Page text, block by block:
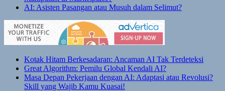
AI: Asisten Pasangan atau Musuh dalam Selimut?
Kotak Hitam Berkesadaran: Ancaman AI Tak Terdeteksi
Great Algorithm: Pemilu Global Kendali AI?
Masa Depan Pekerjaan dengan AI: Adaptasi atau Revolusi?
Skill yang Wajib Kamu Kuasai!